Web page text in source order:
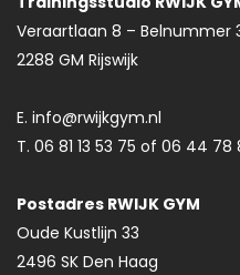
Veraartlaan 8 – Belnummer
2288 GM Rijswijk
E. info@rwijkgym.nl
T. 06 81 13 53 75 of 06 44 78
Postadres RWIJK GYM
Oude Kustlijn 33
2496 SK Den Haag